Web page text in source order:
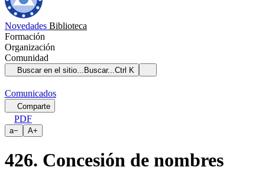
Novedades Biblioteca
Formación
Organización
Comunidad
Buscar en el sitio... Buscar...Ctrl K
Comunicados
Comparte
PDF
a− A+
426. Concesión de nombres